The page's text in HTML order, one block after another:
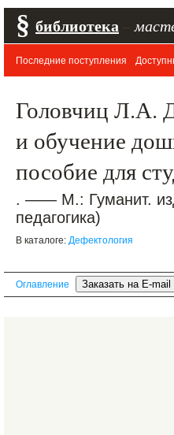
§ библиотека
Последние поступления
Головчиц Л.А.
и обучение
пособие для
. —— М.: Гуманит.
педагогика)
В каталоге: Дефектология
Оглавление